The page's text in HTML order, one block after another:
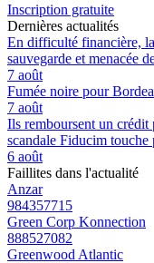
Inscription gratuite
Dernières actualités
En difficulté financière,
sauvegarde et menacée
7 août
Fumée noire pour
7 août
Ils remboursent un
scandale Fiducim touche
6 août
Faillites dans l'actualité
Anzar
984357715
Green Corp Konnection
888527082
Greenwood Atlantic